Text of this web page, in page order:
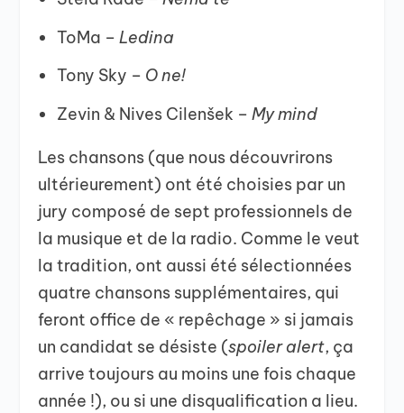
⁠ToMa – Ledina
⁠Tony Sky – O ne!
⁠Zevin & Nives Cilenšek – My mind
Les chansons (que nous découvrirons
ultérieurement) ont été choisies par un
jury composé de sept professionnels de
la musique et de la radio. Comme le veut
la tradition, ont aussi été sélectionnées
quatre chansons supplémentaires, qui
feront office de « repêchage » si jamais
un candidat se désiste (spoiler alert, ça
arrive toujours au moins une fois chaque
année !), ou si une disqualification a lieu.